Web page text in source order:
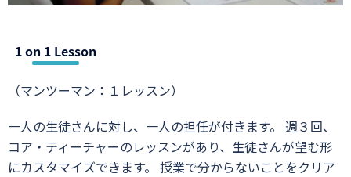
1 on 1 Lesson
（マンツーマン：１レッスン）
​ 一人の生徒さんに対し、一人の担任が付きます。 週３回、
コア・ティーチャーのレッスンがあり、生徒さんが望む形
にカスタマイズできます。 授業で分からないことをクリア